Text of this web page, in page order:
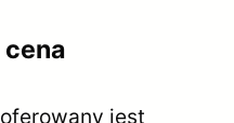
cena
jest